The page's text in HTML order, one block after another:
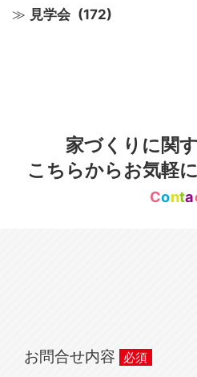
見学会 (172)
家づくりに関
こちらからお気軽
Conta
お問合せ内容